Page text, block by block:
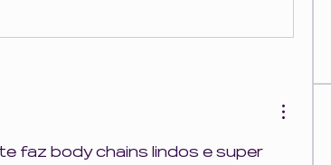
faz body chains lindos e super